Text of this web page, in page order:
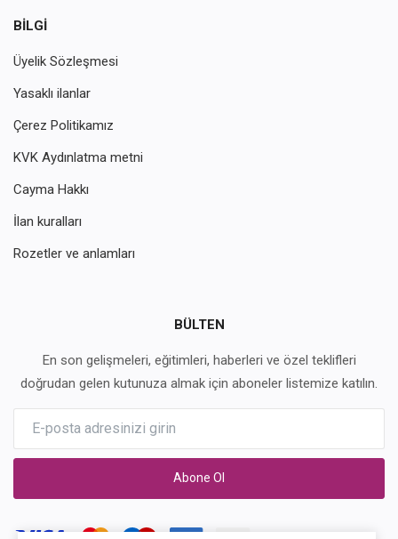
BILGI
Üyelik Sözleşmesi
Yasaklı ilanlar
Çerez Politikamız
KVK Aydınlatma metni
Cayma Hakkı
İlan kuralları
Rozetler ve anlamları
BÜLTEN
En son gelişmeleri, eğitimleri, haberleri ve özel teklifleri
doğrudan gelen kutunuza almak için aboneler listemize katılın.
Abone Ol